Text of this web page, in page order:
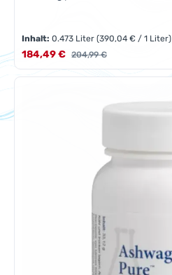
Inhalt:0.473 Liter(390,04 € / 1 Liter)
Verkaufspreis:
184,49 € Regulärer Preis:
204,99 €